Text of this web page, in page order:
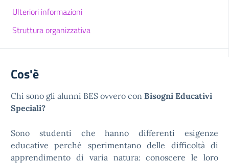
Ulteriori informazioni
Struttura organizzativa
Cos'è
Chi sono gli alunni BES ovvero con Bisogni Educativi
Speciali?
Sono studenti che hanno differenti esigenze
educative perché sperimentano delle difficoltà di
apprendimento di varia natura: conoscere le loro